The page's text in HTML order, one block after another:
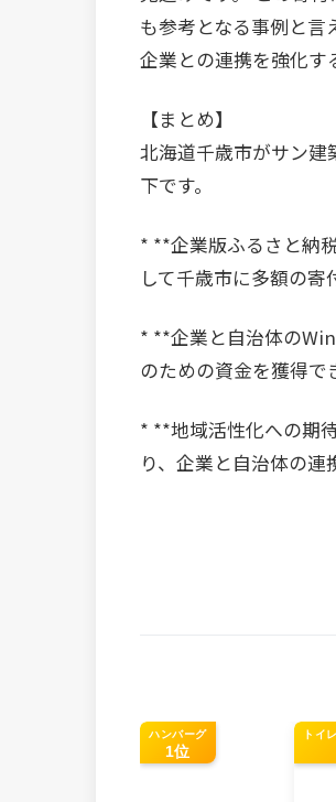
も参考となる事例と言
企業との連携を強化す
【まとめ】
北海道千歳市がサン建
下です。
* **企業版ふるさと納
して千歳市に多額の寄
* **企業と自治体の
のための資金を獲得で
* **地域活性化への期
り、企業と自治体の連
ハンバーグ
1位
トイ